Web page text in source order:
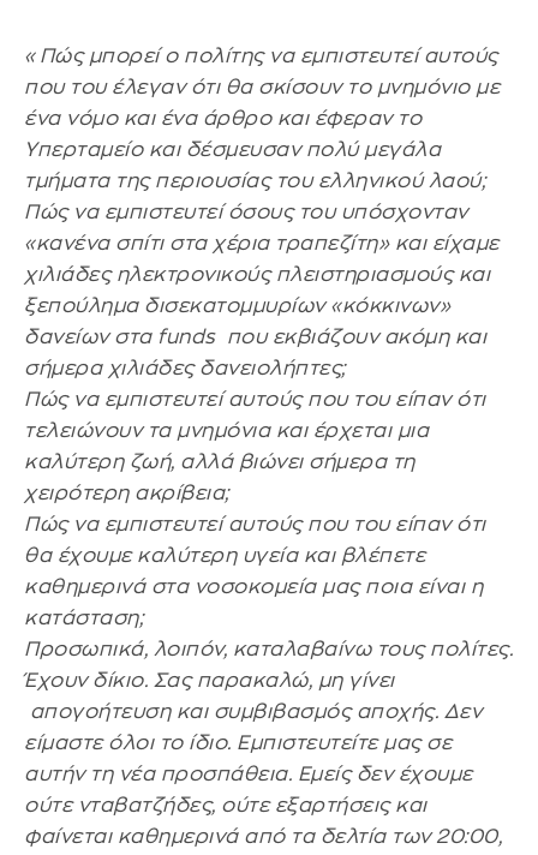
«Πώς μπορεί ο πολίτης να εμπιστευτεί αυτούς
που του έλεγαν ότι θα σκίσουν το μνημόνιο με
ένα νόμο και ένα άρθρο και έφεραν το
Υπερταμείο και δέσμευσαν πολύ μεγάλα
τμήματα της περιουσίας του ελληνικού λαού;
Πώς να εμπιστευτεί όσους του υπόσχονταν
«κανένα σπίτι στα χέρια τραπεζίτη» και είχαμε
χιλιάδες ηλεκτρονικούς πλειστηριασμούς και
ξεπούλημα δισεκατομμυρίων «κόκκινων»
δανείων στα funds που εκβιάζουν ακόμη και
σήμερα χιλιάδες δανειολήπτες;
Πώς να εμπιστευτεί αυτούς που του είπαν ότι
τελειώνουν τα μνημόνια και έρχεται μια
καλύτερη ζωή, αλλά βιώνει σήμερα τη
χειρότερη ακρίβεια;
Πώς να εμπιστευτεί αυτούς που του είπαν ότι
θα έχουμε καλύτερη υγεία και βλέπετε
καθημερινά στα νοσοκομεία μας ποια είναι η
κατάσταση;
Προσωπικά, λοιπόν, καταλαβαίνω τους πολίτες.
Έχουν δίκιο. Σας παρακαλώ, μη γίνει
απογοήτευση και συμβιβασμός αποχής. Δεν
είμαστε όλοι το ίδιο. Εμπιστευτείτε μας σε
αυτήν τη νέα προσπάθεια. Εμείς δεν έχουμε
ούτε νταβατζήδες, ούτε εξαρτήσεις και
φαίνεται καθημερινά από τα δελτία των 20:00,